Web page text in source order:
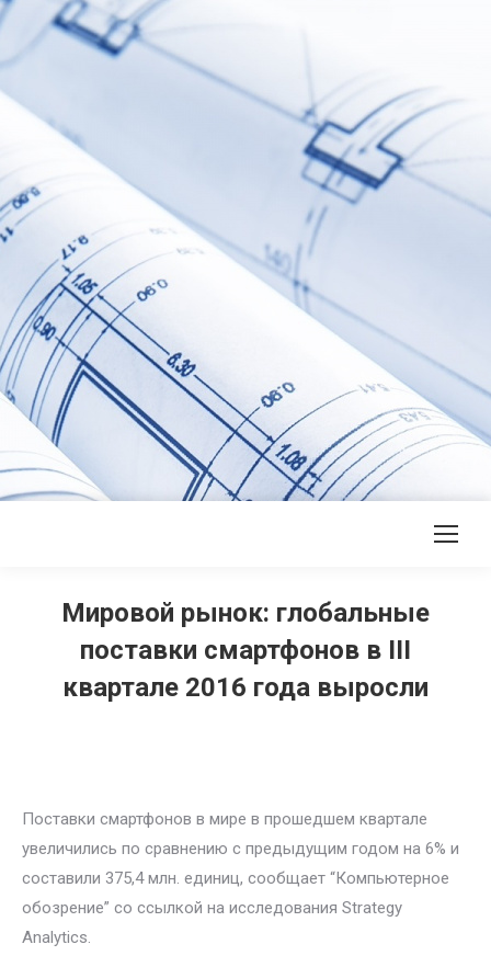
Мировой рынок: глобальные
поставки смартфонов в III
квартале 2016 года выросли
Поставки смартфонов в мире в прошедшем квартале
увеличились по сравнению с предыдущим годом на 6% и
составили 375,4 млн. единиц, сообщает “Компьютерное
обозрение” со ссылкой на исследования Strategy
Analytics.